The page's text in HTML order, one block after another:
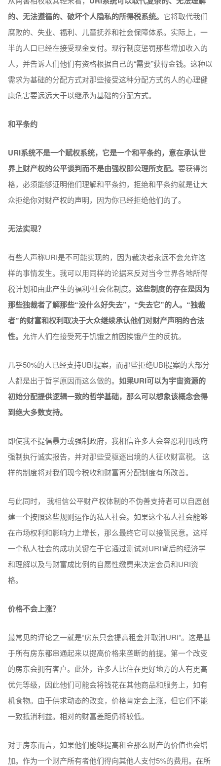
的、无法遵循的、破坏个人隐私的所得税系统。 它将取代我们
腐败的、失业、福利、儿童抚养和社会保障体系。实际上，一
半的人口已经在接受现金支付。现行制度惩罚那些增加收入的
人，并告诉人们他们有资格根据自己的“需要”获得金钱。这种以
需求为基础的分配方式对那些接受这种分配方式的人的心理健
康危害要远远大于以继承为基础的分配方式。
和平条约
URI系统不是一个赋权系统，它是一个和平条约，意在承认世
界上财产权的公平谈判而不是由强权即公理所支配。要获得资
格，必须能够证明他们理解和平条约，拒绝和平条约就是让大
众拒绝你对财产权的声明，因为你已经拒绝他们的了。
无法实现？
有些人声称URI是不可能实现的，因为裁决者永远不会允许这
样的事情发生。我可以用同样的论据来反对当今世界各地所得
税计划和由此产生的福利/社会化制度。这些制度的存在是因为
那些独裁者了解那些“没什么好失去”，“失去它”的人。“独裁
者”的财富和权利取决于大众继续承认他们对财产声明的合法
性。 允许人们在接受死于饥饿之前因挨饿产生的反抗。
几乎50%的人已经支持UBI提案，而那些拒绝UBI提案的大部分
人都是出于哲学原因而这么做的。如果URI可以为宇宙资源的
初始分配提供逻辑一致的哲学基础，那么可以想象该概念会得
到绝大多数支持。
即使我不提倡暴力或强制政府，我相信许多人会容忍利用政府
强制执行诚实报告，并对那些受驱逐出境的人征收财富税。 这
样的制度将对我们现今税收和财富再分配制度有所改善。
与此同时， 我相信公平财产权体制的不伪善支持者可以自愿创
建一个按照这些规则运作的私人社会。如果这个私人社会能够
在市场权利和影响力上增长，那么最终它可以接管民意。这样
一个私人社会的成功关键在于它通过测试对URI背后的经济学
和理解以及与财富成比例的自愿性缴费来决定会员和URI资
格。
价格不会上涨？
最常见的评论之一就是“房东只会提高租金并取消URI”。这是基
于所有房东都串通起来以提高价格来垄断的前提。第一个改变
的房东会拥有客户。此外，许多人比住在更好地方的人有更高
优先等级，因此他们可能会将钱花在其他商品和服务上，如有
机食物。由于供求动态的改变，价格肯定会上涨，但它们不能
一致抵消利益。相对的财富差距仍将较低。
对于房东而言，如果他们能够提高租金那么财产的价值也会增
加。作为一个财产所有者他们得向其他人支付5%的费用。在所